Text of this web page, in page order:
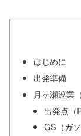
はじめに
出発準備
月ヶ瀬巡業
出発点（
GS（ガ